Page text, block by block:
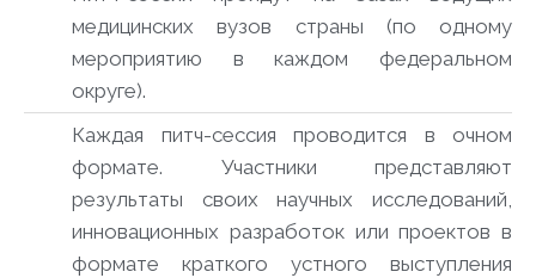
медицинских вузов страны (по одному
мероприятию в каждом федеральном
округе).
Каждая питч-сессия проводится в очном
формате. Участники представляют
результаты своих научных исследований,
инновационных разработок или проектов в
формате краткого устного выступления